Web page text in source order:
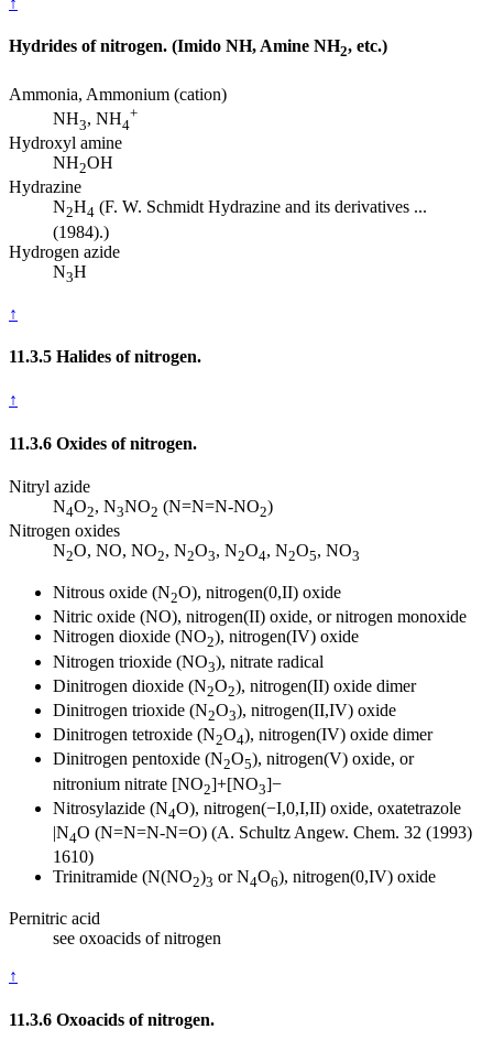
Hydrides of nitrogen. (Imido NH, Amine NH2, etc.)
Ammonia, Ammonium (cation)
NH3, NH4
+
Hydroxyl amine
NH2OH
Hydrazine
N2H4 (F. W. Schmidt Hydrazine and its derivatives ...
(1984).)
Hydrogen azide
N3H
↑
11.3.5 Halides of nitrogen.
↑
11.3.6 Oxides of nitrogen.
Nitryl azide
N4O2, N3NO2 (N=N=N-NO2)
Nitrogen oxides
N2O, NO, NO2, N2O3, N2O4, N2O5, NO3
Nitrous oxide (N2O), nitrogen(0,II) oxide
Nitric oxide (NO), nitrogen(II) oxide, or nitrogen monoxide
Nitrogen dioxide (NO2), nitrogen(IV) oxide
Nitrogen trioxide (NO3), nitrate radical
Dinitrogen dioxide (N2O2), nitrogen(II) oxide dimer
Dinitrogen trioxide (N2O3), nitrogen(II,IV) oxide
Dinitrogen tetroxide (N2O4), nitrogen(IV) oxide dimer
Dinitrogen pentoxide (N2O5), nitrogen(V) oxide, or
nitronium nitrate [NO2]+[NO3]−
Nitrosylazide (N4O), nitrogen(−I,0,I,II) oxide, oxatetrazole
|N4O (N=N=N-N=O) (A. Schultz Angew. Chem. 32 (1993)
1610)
Trinitramide (N(NO2)3 or N4O6), nitrogen(0,IV) oxide
Pernitric acid
see oxoacids of nitrogen
↑
11.3.6 Oxoacids of nitrogen.